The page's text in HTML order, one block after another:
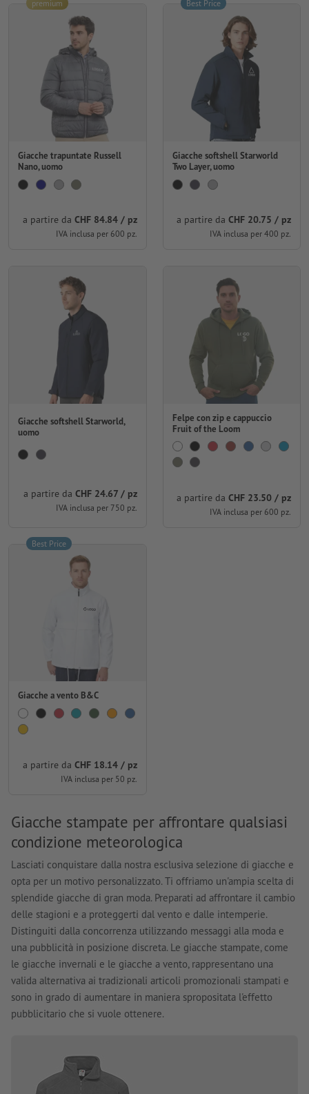
Giacche trapuntate Russell
Nano, uomo
a partire da CHF 84.84 / pz
IVA inclusa per 600 pz.
premium
Giacche softshell Starworld
Two Layer, uomo
a partire da CHF 20.75 / pz
IVA inclusa per 400 pz.
Best Price
Giacche softshell Starworld,
uomo
a partire da CHF 24.67 / pz
IVA inclusa per 750 pz.
Felpe con zip e cappuccio
Fruit of the Loom
a partire da CHF 23.50 / pz
IVA inclusa per 600 pz.
Giacche a vento B&C
a partire da CHF 18.14 / pz
IVA inclusa per 50 pz.
Best Price
Giacche stampate per affrontare qualsiasi
condizione meteorologica
Lasciati conquistare dalla nostra esclusiva selezione di giacche e
opta per un motivo personalizzato. Ti offriamo un'ampia scelta di
splendide giacche di gran moda. Preparati ad affrontare il cambio
delle stagioni e a proteggerti dal vento e dalle intemperie.
Distinguiti dalla concorrenza utilizzando messaggi alla moda e
una pubblicità in posizione discreta. Le giacche stampate, come
le giacche invernali e le giacche a vento, rappresentano una
valida alternativa ai tradizionali articoli promozionali stampati e
sono in grado di aumentare in maniera spropositata l'effetto
pubblicitario che si vuole ottenere.